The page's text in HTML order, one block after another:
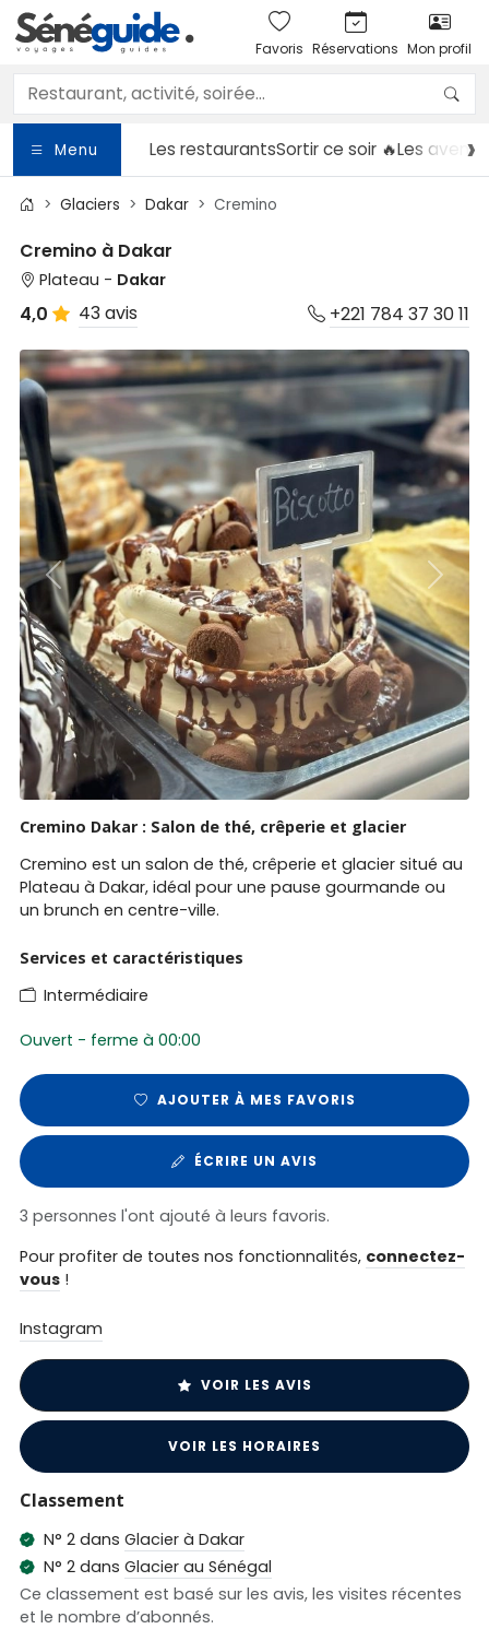
Favoris Réservations Mon profil
Menu Les restaurantsSortirce soir 🔥Les
Glaciers Dakar Cremino
Cremino à Dakar
Plateau - Dakar
4,0 43 avis +221 784 37 30 11
Previous Next
Cremino Dakar : Salon de thé, crêperie et glacier
Cremino est un salon de thé, crêperie et glacier situé au
Plateau à Dakar, idéal pour une pause gourmande ou
un brunch en centre-ville.
Services et caractéristiques
Intermédiaire
Ouvert - ferme à 00:00
AJOUTER À MES FAVORIS
ÉCRIRE UN AVIS
3 personnes l'ont ajouté à leurs favoris.
Pour profiter de toutes nos fonctionnalités, connectez-
vous !
Instagram
VOIR LES AVIS
VOIR LES HORAIRES
Classement
N° 2 dansGlacier à Dakar
N° 2 dansGlacier au Sénégal
Ce classement est basé sur les avis, les visites récentes
et le nombre d’abonnés.